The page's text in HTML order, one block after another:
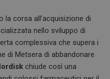
corsa all’acquisizione di
nello sviluppo di
complessiva che supera i
di Metsera di abbandonare
chiude così una